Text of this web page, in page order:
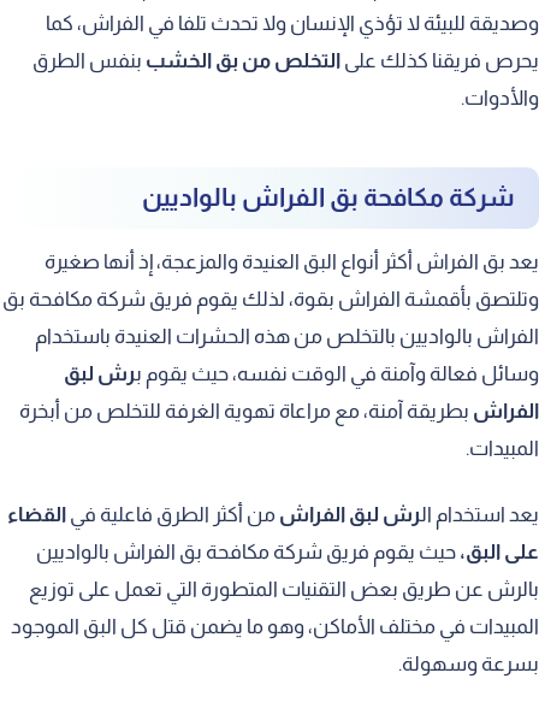
وصديقة للبيئة لا تؤذي الإنسان ولا تحدث تلفا في الفراش، كما
يحرص فريقنا كذلك على التخلص من بق الخشب بنفس الطرق
والأدوات.
شركة مكافحة بق الفراش بالواديين
يعد بق الفراش أكثر أنواع البق العنيدة والمزعجة، إذ أنها صغيرة
وتلتصق بأقمشة الفراش بقوة، لذلك يقوم فريق شركة مكافحة بق
الفراش بالواديين بالتخلص من هذه الحشرات العنيدة باستخدام
وسائل فعالة وآمنة في الوقت نفسه، حيث يقوم برش لبق
الفراش بطريقة آمنة، مع مراعاة تهوية الغرفة للتخلص من أبخرة
المبيدات.
يعد استخدام الرش لبق الفراش من أكثر الطرق فاعلية في القضاء
على البق، حيث يقوم فريق شركة مكافحة بق الفراش بالواديين
بالرش عن طريق بعض التقنيات المتطورة التي تعمل على توزيع
المبيدات في مختلف الأماكن، وهو ما يضمن قتل كل البق الموجود
بسرعة وسهولة.